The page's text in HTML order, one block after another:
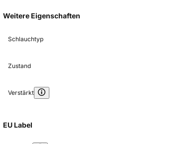
Weitere Eigenschaften
Schlauchtyp
Zustand
Verstärkt
EU Label